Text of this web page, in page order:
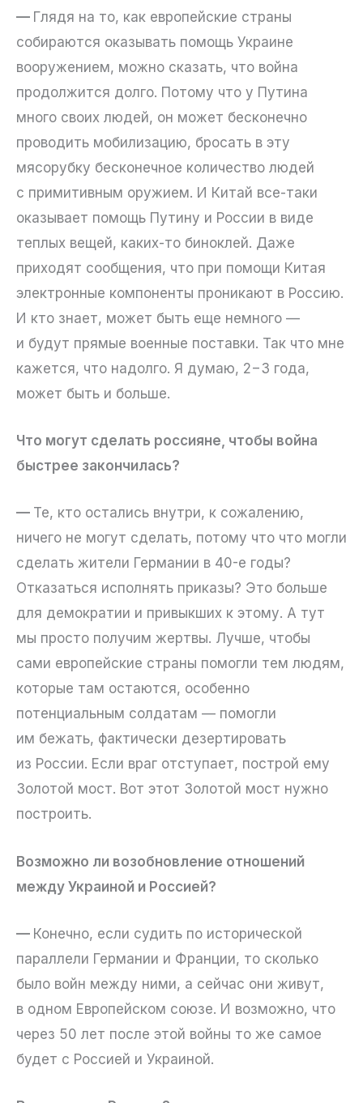
— Глядя на то, как европейские страны
собираются оказывать помощь Украине
вооружением, можно сказать, что война
продолжится долго. Потому что у Путина
много своих людей, он может бесконечно
проводить мобилизацию, бросать в эту
мясорубку бесконечное количество людей
с примитивным оружием. И Китай все-таки
оказывает помощь Путину и России в виде
теплых вещей, каких-то биноклей. Даже
приходят сообщения, что при помощи Китая
электронные компоненты проникают в Россию.
И кто знает, может быть еще немного —
и будут прямые военные поставки. Так что мне
кажется, что надолго. Я думаю, 2−3 года,
может быть и больше.
Что могут сделать россияне, чтобы война
быстрее закончилась?
— Те, кто остались внутри, к сожалению,
ничего не могут сделать, потому что что могли
сделать жители Германии в 40-е годы?
Отказаться исполнять приказы? Это больше
для демократии и привыкших к этому. А тут
мы просто получим жертвы. Лучше, чтобы
сами европейские страны помогли тем людям,
которые там остаются, особенно
потенциальным солдатам — помогли
им бежать, фактически дезертировать
из России. Если враг отступает, построй ему
Золотой мост. Вот этот Золотой мост нужно
построить.
Возможно ли возобновление отношений
между Украиной и Россией?
— Конечно, если судить по исторической
параллели Германии и Франции, то сколько
было войн между ними, а сейчас они живут,
в одном Европейском союзе. И возможно, что
через 50 лет после этой войны то же самое
будет с Россией и Украиной.